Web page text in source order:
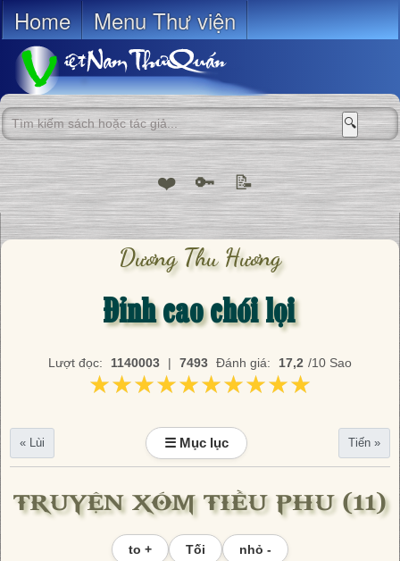
Home Menu Thư viện
🔍
❤️ 🔑 📝
Dương Thu Hương
Đỉnh cao chói lọi
Lượt đọc: 1140003 | 7493 Đánh giá: 17,2 /10 Sao
★★★★★★★★★★
★★★★★★★★★★
« Lùi ☰ Mục lục Tiến »
TRUYỆN XÓM TIỀU PHU (11)
to + Tối nhỏ -